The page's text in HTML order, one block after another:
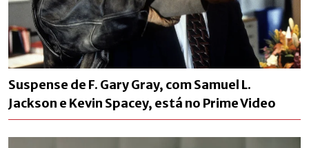
Suspense de F. Gary Gray, com Samuel L.
Jackson e Kevin Spacey, está no Prime Video